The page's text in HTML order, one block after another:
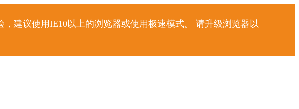
建议使用IE10以上的浏览器或使用极速模式。 请升级浏览器以